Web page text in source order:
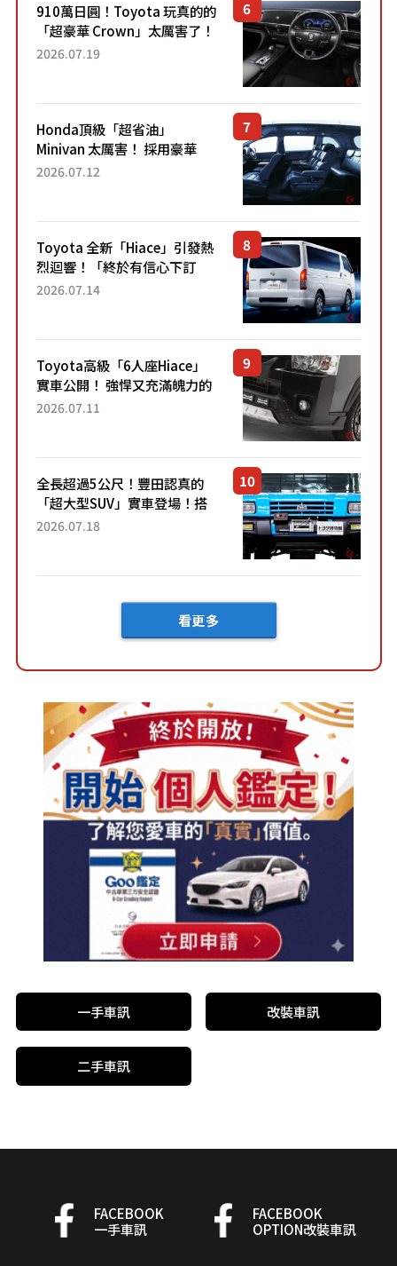
910萬日圓！Toyota 玩真的的
「超豪華 Crown」太厲害了！
採用由「匠人技藝」打造的
2026.07.19
Honda頂級「超省油」
Minivan 太厲害！ 採用豪華
「真皮座椅」與專屬「黑色內
「三...
2026.07.12
Toyota 全新「Hiace」引發熱
烈迴響！「終於有信心下訂
了！」「哪個等級交車最
車？...
2026.07.14
Toyota高級「6人座Hiace」
實車公開！ 強悍又充滿魄力的
「全黑設計」搭配特別「豪華
2026.07.11
全長超過5公尺！豐田認真的
「超大型SUV」實車登場！搭
載後輪也會轉向的「四輪轉
「Mega C...
2026.07.18
看更多
一手車訊 改裝車訊
二手車訊
FACEBOOK
一手車訊
FACEBOOK
OPTION改裝車訊